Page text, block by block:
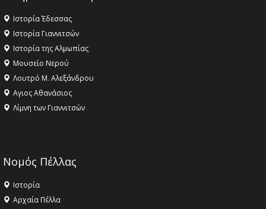
Ιστορία Έδεσσας
Ιστορία Γιαννιτσών
Ιστορία της Αλμωπίας
Μουσείο Νερού
Λουτρό Μ. Αλεξάνδρου
Αγιος Αθανάσιος
Λίμνη των Γιαννιτσών
Νομός Πέλλας
Ιστορία
Αρχαία Πέλλα